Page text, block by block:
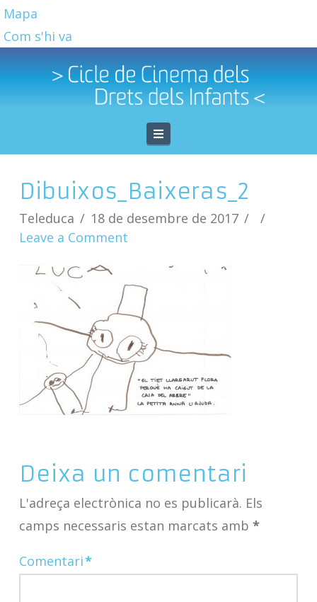
Mapa
Com s'hi va
Navigation
Dibuixos_Baixeras_2
Teleduca
18 de desembre de 2017
Leave a Comment
Deixa un comentari
L'adreça electrònica no es publicarà. Els
camps necessaris estan marcats amb *
Comentari*